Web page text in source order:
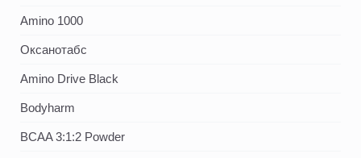
Amino 1000
Оксанотабс
Amino Drive Black
Bodyharm
BCAA 3:1:2 Powder